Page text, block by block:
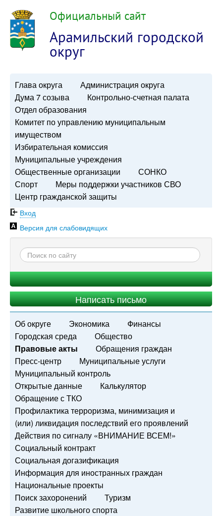
Официальный сайт
Арамильский городской
округ
Глава округа
Администрация округа
Дума 7 созыва
Контрольно-счетная палата
Отдел образования
Комитет по управлению муниципальным
имуществом
Избирательная комиссия
Муниципальные учреждения
Общественные организации
СОНКО
Спорт
Меры поддержки участников СВО
Центр гражданской защиты
Вход
Версия для слабовидящих
Написать письмо
Об округе Экономика
Финансы
Городская среда
Общество
Правовые акты
Обращения граждан
Пресс-центр
Муниципальные услуги
Муниципальный контроль
Открытые данные
Калькулятор
Обращение с ТКО
Профилактика терроризма, минимизация и
(или) ликвидация последствий его проявлений
Действия по сигналу «ВНИМАНИЕ ВСЕМ!»
Социальный контракт
Социальная догазификация
Информация для иностранных граждан
Национальные проекты
Поиск захоронений
Туризм
Развитие школьного спорта